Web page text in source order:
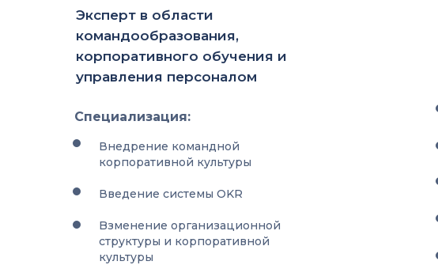
Эксперт в области
командообразования,
корпоративного обучения и
управления персоналом
Специализация:
Внедрение командной
корпоративной культуры
Введение системы OKR
Bзменение организационной
структуры и корпоративной
культуры